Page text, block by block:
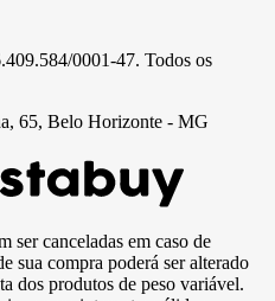
0001-47. Todos os
65, Belo Horizonte - MG
ser canceladas em caso de
sua compra poderá ser alterado
dos produtos de peso variável.